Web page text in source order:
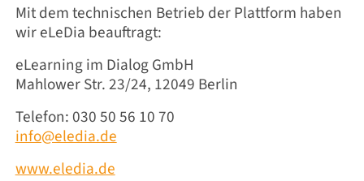
Mit dem technischen Betrieb der Plattform haben
wir eLeDia beauftragt:
eLearning im Dialog GmbH
Mahlower Str. 23/24, 12049 Berlin
Telefon: 030 50 56 10 70
info@eledia.de
www.eledia.de